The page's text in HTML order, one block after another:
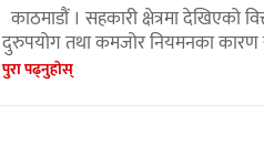
काठमाडौं । सहकारी क्षेत्रमा देखिएको
दुरुपयोग तथा कमजोर नियमनका कारण
पुरा पढ्नुहाेस्